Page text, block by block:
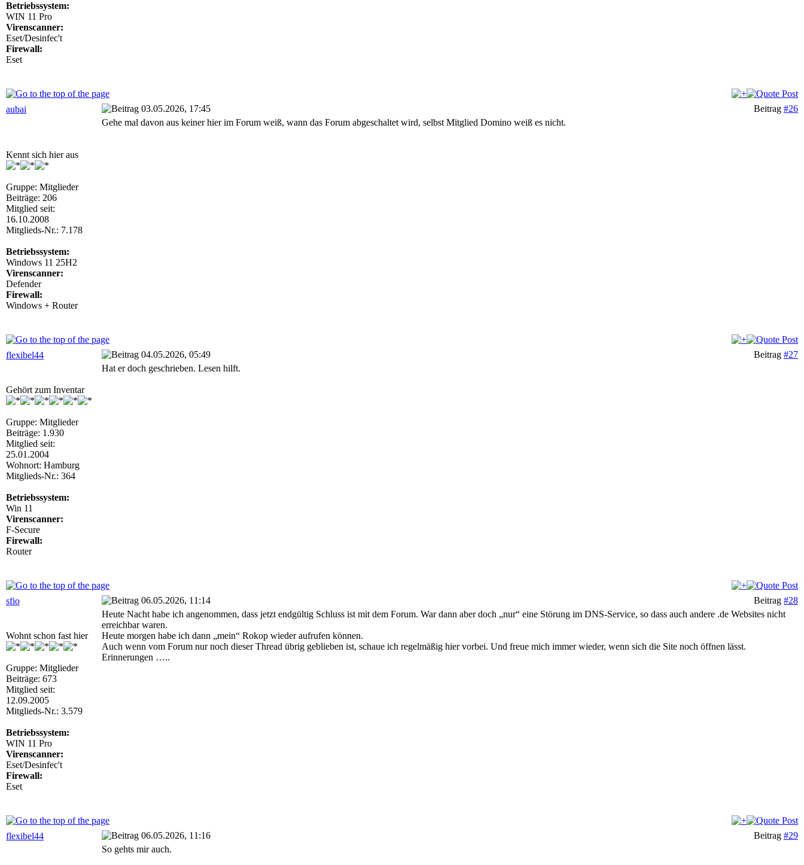
Betriebssystem:
WIN 11 Pro
Virenscanner:
Eset/Desinfec't
Firewall:
Eset
aubai 03.05.2026, 17:45 Beitrag #26
Kennt sich hier aus
Gruppe: Mitglieder
Beiträge: 206
Mitglied seit:
16.10.2008
Mitglieds-Nr.: 7.178
Betriebssystem:
Windows 11 25H2
Virenscanner:
Defender
Firewall:
Windows + Router
Gehe mal davon aus keiner hier im Forum weiß, wann das Forum abgeschaltet wird, selbst Mitglied Domino weiß es nicht.
flexibel44 04.05.2026, 05:49 Beitrag #27
Gehört zum Inventar
Gruppe: Mitglieder
Beiträge: 1.930
Mitglied seit:
25.01.2004
Wohnort: Hamburg
Mitglieds-Nr.: 364
Betriebssystem:
Win 11
Virenscanner:
F-Secure
Firewall:
Router
Hat er doch geschrieben. Lesen hilft.
sfio 06.05.2026, 11:14 Beitrag #28
Wohnt schon fast hier
Gruppe: Mitglieder
Beiträge: 673
Mitglied seit:
12.09.2005
Mitglieds-Nr.: 3.579
Betriebssystem:
WIN 11 Pro
Virenscanner:
Eset/Desinfec't
Firewall:
Eset
Heute Nacht habe ich angenommen, dass jetzt endgültig Schluss ist mit dem Forum. War dann aber doch „nur“ eine Störung im DNS-Service, so dass auch andere .de Websites nicht
erreichbar waren.
Heute morgen habe ich dann „mein“ Rokop wieder aufrufen können.
Auch wenn vom Forum nur noch dieser Thread übrig geblieben ist, schaue ich regelmäßig hier vorbei. Und freue mich immer wieder, wenn sich die Site noch öffnen lässt.
Erinnerungen …..
flexibel44 06.05.2026, 11:16 Beitrag #29
So gehts mir auch.